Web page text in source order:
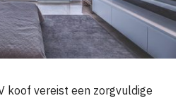
koof vereist een zorgvuldige